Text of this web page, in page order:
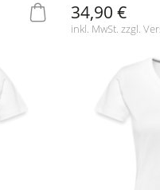
34,90 €
inkl. MwSt. zzgl.